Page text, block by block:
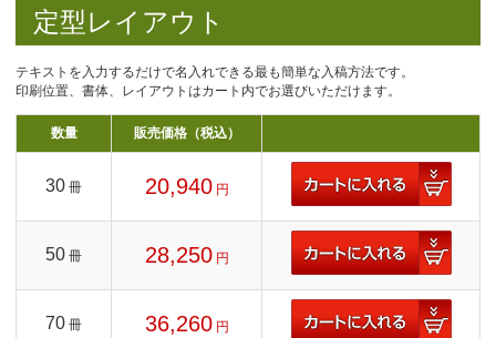
定型レイアウト
テキストを入力するだけで名入れできる最も簡単な入稿方法です。
印刷位置、書体、レイアウトはカート内でお選びいただけます。
数量 販売価格（税込）
30 冊 20,940 円
50 冊 28,250 円
70 冊 36,260 円